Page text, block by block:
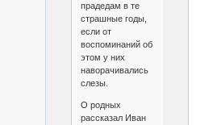
прадедам в те
страшные годы,
если от
воспоминаний об
этом у них
наворачивались
слезы.
О родных
рассказал Иван